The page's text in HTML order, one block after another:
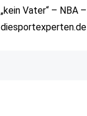
Vater“ – NBA –